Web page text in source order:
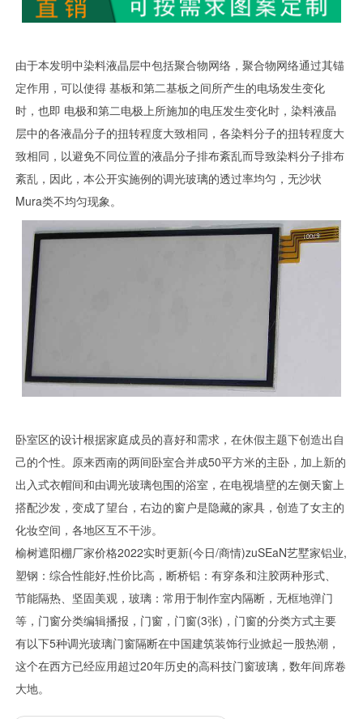
由于本发明中染料液晶层中包括聚合物网络，聚合物网络通过其锚
定作用，可以使得 基板和第二基板之间所产生的电场发生变化
时，也即 电极和第二电极上所施加的电压发生变化时，染料液晶
层中的各液晶分子的扭转程度大致相同，各染料分子的扭转程度大
致相同，以避免不同位置的液晶分子排布紊乱而导致染料分子排布
紊乱，因此，本公开实施例的调光玻璃的透过率均匀，无沙状
Mura类不均匀现象。
卧室区的设计根据家庭成员的喜好和需求，在休假主题下创造出自
己的个性。原来西南的两间卧室合并成50平方米的主卧，加上新的
出入式衣帽间和由调光玻璃包围的浴室，在电视墙壁的左侧天窗上
搭配沙发，变成了望台，右边的窗户是隐藏的家具，创造了女主的
化妆空间，各地区互不干涉。
榆树遮阳棚厂家价格2022实时更新(今日/商情)zuSEaN艺墅家铝业,
塑钢：综合性能好,性价比高，断桥铝：有穿条和注胶两种形式、
节能隔热、坚固美观，玻璃：常用于制作室内隔断，无框地弹门
等，门窗分类编辑播报，门窗，门窗(3张)，门窗的分类方式主要
有以下5种调光玻璃门窗隔断在中国建筑装饰行业掀起一股热潮，
这个在西方已经应用超过20年历史的高科技门窗玻璃，数年间席卷
大地。